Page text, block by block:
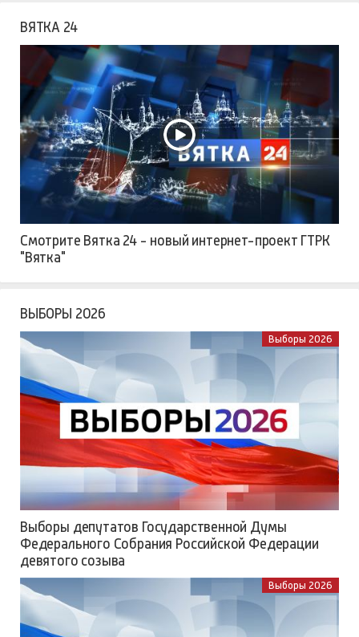
ВЯТКА 24
Смотрите Вятка 24 - новый интернет-проект ГТРК
"Вятка"
ВЫБОРЫ 2026
Выборы 2026
Выборы депутатов Государственной Думы
Федерального Собрания Российской Федерации
девятого созыва
Выборы 2026